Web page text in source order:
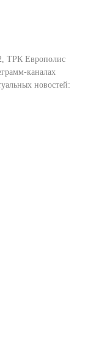
ТРК Европолис
каналах
новостей: